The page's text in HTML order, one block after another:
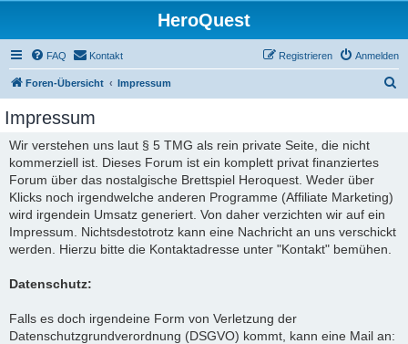
HeroQuest
FAQ Kontakt Anmelden
Registrieren
Foren-Übersicht Impressum
Impressum
Wir verstehen uns laut § 5 TMG als rein private Seite, die nicht
kommerziell ist. Dieses Forum ist ein komplett privat finanziertes
Forum über das nostalgische Brettspiel Heroquest. Weder über
Klicks noch irgendwelche anderen Programme (Affiliate Marketing)
wird irgendein Umsatz generiert. Von daher verzichten wir auf ein
Impressum. Nichtsdestotrotz kann eine Nachricht an uns verschickt
werden. Hierzu bitte die Kontaktadresse unter "Kontakt" bemühen.
Datenschutz:
Falls es doch irgendeine Form von Verletzung der
Datenschutzgrundverordnung (DSGVO) kommt, kann eine Mail an: